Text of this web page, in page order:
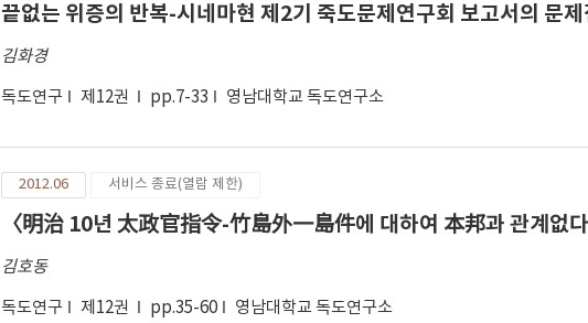
끝없는 위증의 반복-시네마현 제2기 죽도문제연구회 보고서의 문
김화경
독도연구 제12권 pp.7-33 영남대학교 독도연구소
2012.06 서비스 종료(열람 제한)
〈明治 10년 太政官指令-竹島外一島件에 대하여 本邦과 관계없
김호동
독도연구 제12권 pp.35-60 영남대학교 독도연구소